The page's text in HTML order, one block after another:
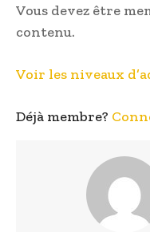
Vous devez être
contenu.
Voir les niveaux
Déjà membre?